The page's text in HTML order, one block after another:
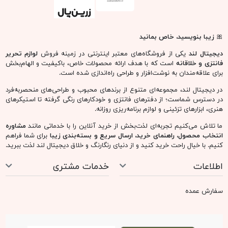
🎀زیبا بنویسید، خاص بمانید
دیجیتال لند یکی از فروشگاه‌های معتبر اینترنتی در زمینه فروش لوازم تحریر
فانتزی و خلاقانه است که با هدف ارائه محصولات خاص، باکیفیت و الهام‌بخش
برای علاقه‌مندان به نوشت‌افزار و طراحی راه‌اندازی شده است.
در دیجیتال لند، مجموعه‌ای متنوع از برندهای محبوب و طراحی‌های منحصربه‌فرد
در دسترس شماست؛ از دفترهای فانتزی و خودکارهای رنگی گرفته تا استیکرهای
هنری، ابزارهای تزئینی و لوازم برنامه‌ریزی روزانه.
ما تلاش می‌کنیم تجربه‌ای لذت‌بخش از خرید آنلاین را با خدماتی مانندمشاوره
انتخاب محصول، راهنمای خرید، ارسال سریع و بسته‌بندی زیبا برای شما فراهم
کنیم. با خیال راحت خرید کنید و از دنیای رنگارنگ و خلاق دیجیتال لند لذت ببرید.
اطلاعات خدمات مشتری
سفارش عمده